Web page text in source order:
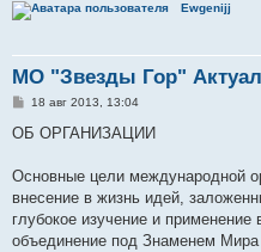
Ewgenijj
МО "Звезды Гор"
С
о
е
и
е
18 авг 2013, 13:04
ОБ ОРГАНИЗАЦИИ
Основные цели международной
внесение в жизнь идей,
глубокое изучение и
объединение под Знаменем Мира